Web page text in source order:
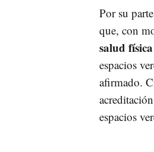
Por su
que, con
salud
espacios
afirmado.
espacios